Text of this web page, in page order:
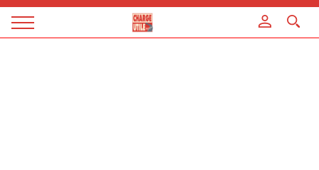
Magazine
Panneau de gestion des cookies